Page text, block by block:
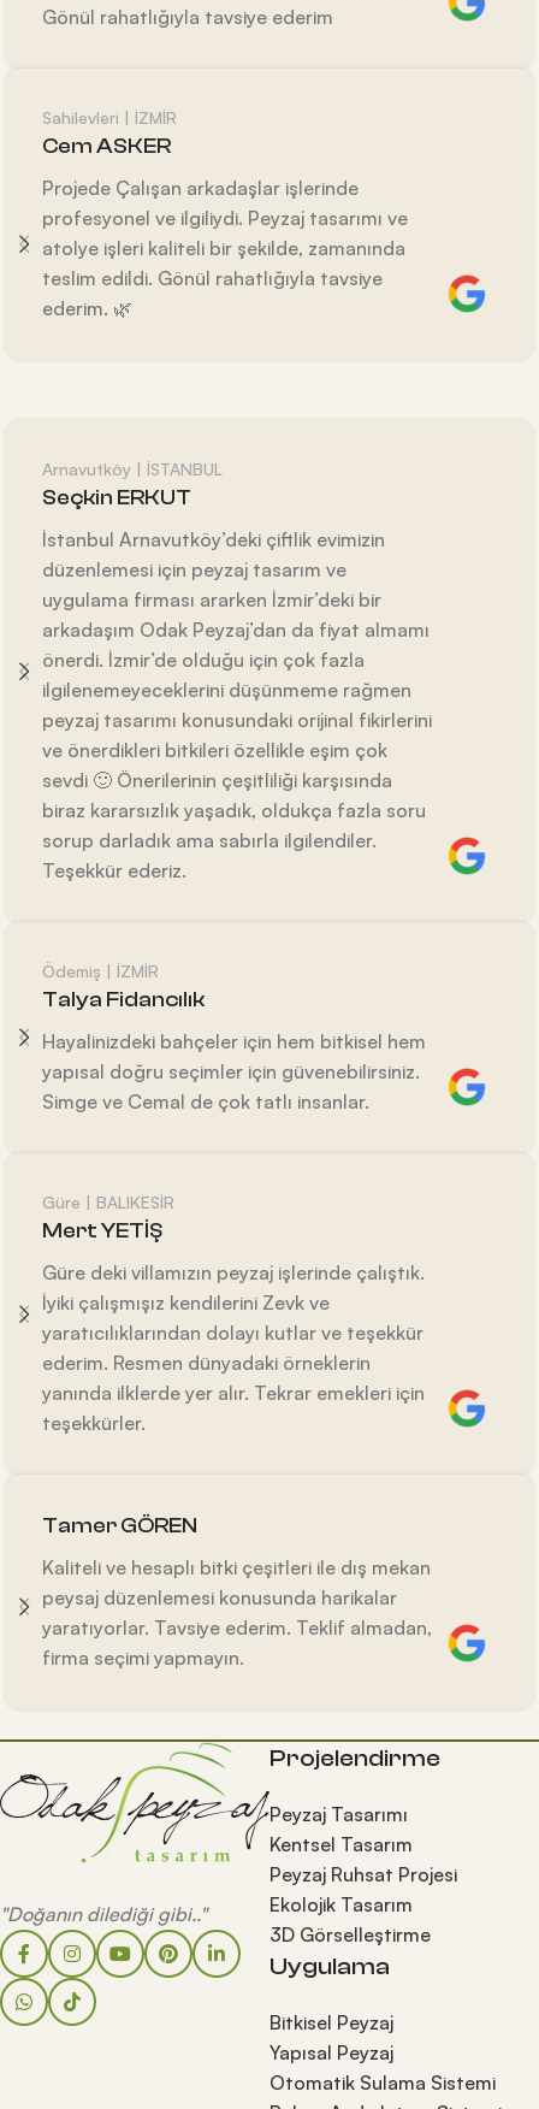
Gönül rahatlığıyla tavsiye ederim
Sahilevleri | İZMİR
Cem ASKER
Projede Çalışan arkadaşlar işlerinde
profesyonel ve ilgiliydi. Peyzaj tasarımı ve
atolye işleri kaliteli bir şekilde, zamanında
teslim edildi. Gönül rahatlığıyla tavsiye
ederim. 🌿
Arnavutköy | İSTANBUL
Seçkin ERKUT
İstanbul Arnavutköy’deki çiftlik evimizin
düzenlemesi için peyzaj tasarım ve
uygulama firması ararken İzmir’deki bir
arkadaşım Odak Peyzaj’dan da fiyat almamı
önerdi. İzmir’de olduğu için çok fazla
ilgilenemeyeceklerini düşünmeme rağmen
peyzaj tasarımı konusundaki orijinal fikirlerini
ve önerdikleri bitkileri özellikle eşim çok
sevdi 🙂 Önerilerinin çeşitliliği karşısında
biraz kararsızlık yaşadık, oldukça fazla soru
sorup darladık ama sabırla ilgilendiler.
Teşekkür ederiz.
Ödemiş | İZMİR
Talya Fidancılık
Hayalinizdeki bahçeler için hem bitkisel hem
yapısal doğru seçimler için güvenebilirsiniz.
Simge ve Cemal de çok tatlı insanlar.
Güre | BALIKESİR
Mert YETİŞ
Güre deki villamızın peyzaj işlerinde çalıştık.
İyiki çalışmışız kendilerini Zevk ve
yaratıcılıklarından dolayı kutlar ve teşekkür
ederim. Resmen dünyadaki örneklerin
yanında ilklerde yer alır. Tekrar emekleri için
teşekkürler.
Tamer GÖREN
Kaliteli ve hesaplı bitki çeşitleri ile dış mekan
peysaj düzenlemesi konusunda harikalar
yaratıyorlar. Tavsiye ederim. Teklif almadan,
firma seçimi yapmayın.
"Doğanın dilediği gibi.."
Projelendirme
Peyzaj Tasarımı
Kentsel Tasarım
Peyzaj Ruhsat Projesi
Ekolojik Tasarım
3D Görselleştirme
Uygulama
Bitkisel Peyzaj
Yapısal Peyzaj
Otomatik Sulama Sistemi